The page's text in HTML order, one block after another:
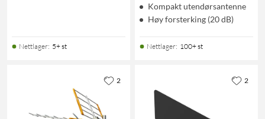
Nettlager: 5+ st
Kompakt utendørsantenne
Høy forsterking (20 dB)
Nettlager: 100+ st
2 2